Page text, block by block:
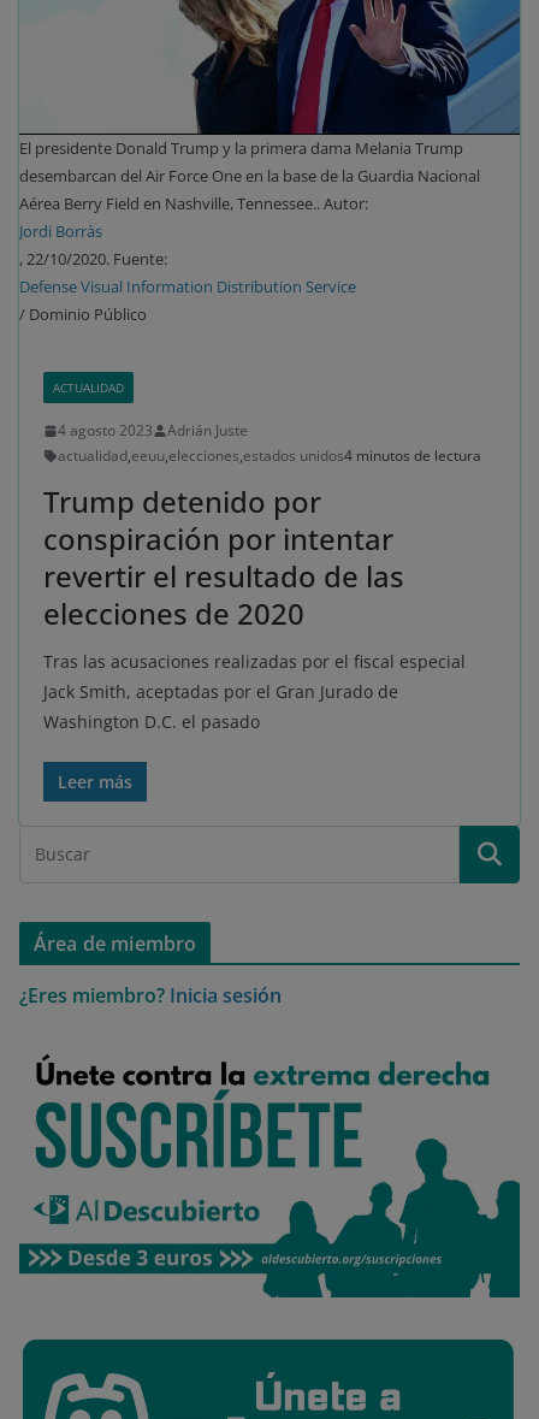
El presidente Donald Trump y la primera dama Melania Trump
desembarcan del Air Force One en la base de la Guardia Nacional
Aérea Berry Field en Nashville, Tennessee.. Autor:
Jordi Borràs
, 22/10/2020. Fuente:
Defense Visual Information Distribution Service
/ Dominio Público
ACTUALIDAD
4 agosto 2023
Adrián Juste
actualidad,eeuu,elecciones,estados unidos4 minutos de lectura
Trump detenido por
conspiración por intentar
revertir el resultado de las
elecciones de 2020
Tras las acusaciones realizadas por el fiscal especial
Jack Smith, aceptadas por el Gran Jurado de
Washington D.C. el pasado
Leer más
Área de miembro
¿Eres miembro? Inicia sesión